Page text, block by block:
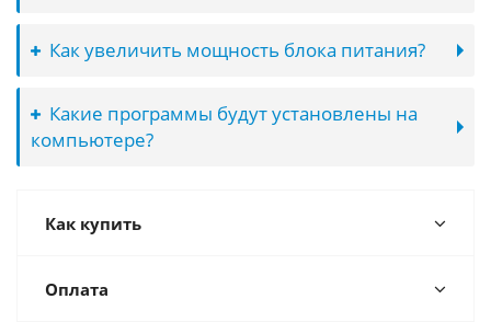
Как увеличить мощность блока питания?
Какие программы будут установлены на
компьютере?
Как купить
Оплата